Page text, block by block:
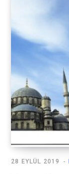
28 EYLÜL 2019